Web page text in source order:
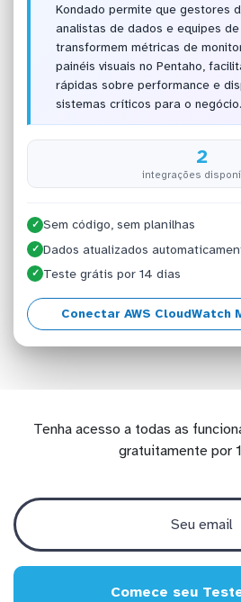
Kondado permite que gestores
analistas de dados e equipes
transformem métricas de
painéis visuais no Pentaho,
rápidas sobre performance e
sistemas críticos para o negócio.
2
integrações
✓ Sem código, sem planilhas
✓ Dados atualizados
✓ Teste grátis por 14 dias
Conectar AWS
Tenha acesso a todas as
gratuitamente por
Comece seu